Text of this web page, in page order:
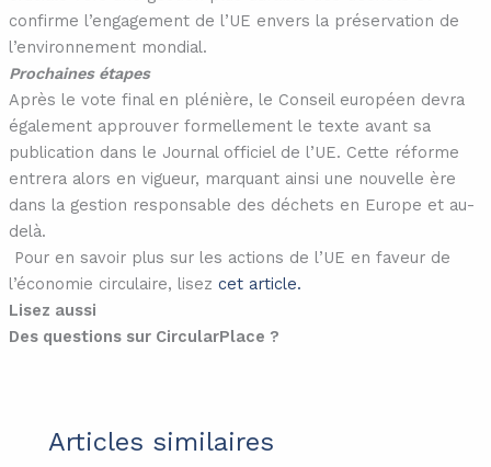
confirme l’engagement de l’UE envers la préservation de
l’environnement mondial.
Prochaines étapes
Après le vote final en plénière, le Conseil européen devra
également approuver formellement le texte avant sa
publication dans le Journal officiel de l’UE. Cette réforme
entrera alors en vigueur, marquant ainsi une nouvelle ère
dans la gestion responsable des déchets en Europe et au-
delà.
Pour en savoir plus sur les actions de l’UE en faveur de
l’économie circulaire, lisez cet article.
Lisez aussi
Des questions sur CircularPlace ?
Articles similaires